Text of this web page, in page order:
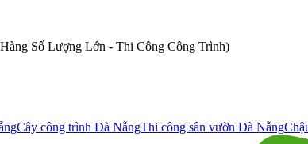
Số Lượng Lớn - Thi Công Công Trình)
Cây công trình Đà NẵngThi công sân vườn Đà Nẵng